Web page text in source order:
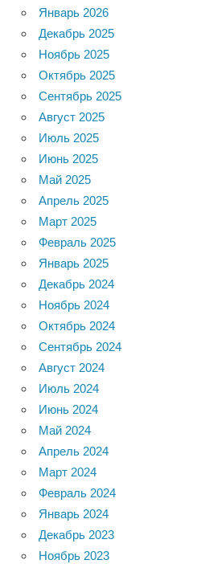
Январь 2026
Декабрь 2025
Ноябрь 2025
Октябрь 2025
Сентябрь 2025
Август 2025
Июль 2025
Июнь 2025
Май 2025
Апрель 2025
Март 2025
Февраль 2025
Январь 2025
Декабрь 2024
Ноябрь 2024
Октябрь 2024
Сентябрь 2024
Август 2024
Июль 2024
Июнь 2024
Май 2024
Апрель 2024
Март 2024
Февраль 2024
Январь 2024
Декабрь 2023
Ноябрь 2023